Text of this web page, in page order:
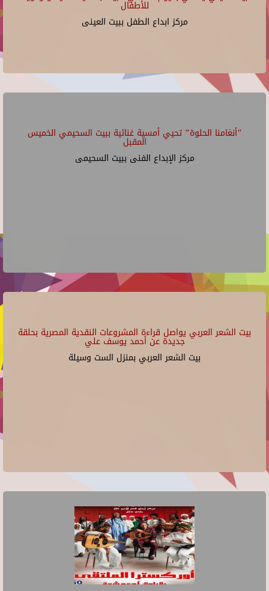
للأطفال
مركز ابداع الطفل ببيت العينى
"أنغامنا الحلوة" تحيي أمسية غنائية ببيت السحيمي الخميس
المقبل
مركز الإبداع الفنى ببيت السحيمى
بيت الشعر العربي يواصل قراءة المشروعات النقدية المصرية بحلقة
جديدة عن أحمد يوسف علي
بيت الشعر العربي بمنزل الست وسيلة